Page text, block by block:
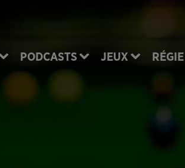
PODCASTS JEUX